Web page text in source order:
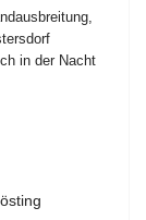
in der Nacht